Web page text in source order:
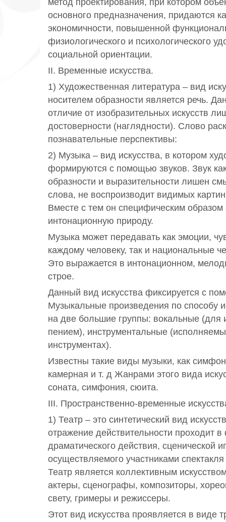
метод проектирования, при котором
основного предназначения, придаются
экономичности, повышенной
физиологического и психологического
социальной ориентации.
II. Временные искусства.
1) Художественная литература – вид
носителем образности является речь.
отличие от изобразительных искусств
достоверности (наглядности). Слово
познавательные перспективы:
2) Музыка – вид искусства, в котором
формируются с помощью звуков. Звук
образности и выразительности лишен
слова, не воспроизводит видимых
Вместе с тем он специфическим образом
интонационную природу.
Музыка может передавать как эмоции,
каждому человеку, так и национальные
Это выражается в интонационном,
строе.
Данный вид искусства фиксируется с
Музыкальные произведения по способу
на две большие группы: вокальные (для
пением), инструментальные
инструментах).
Известны такие виды музыки, как
камерная и т. д Жанрами этого вида
соната, симфония, сюита.
III. Пространственно-временные
1) Театр – это синтетический вид
отражение действительности проходит
драматического действия, сценической
осуществляемого участниками
Театр является коллективным
актеры, сценографы, композиторы,
свету, гримеры и режиссеры.
Этот вид искусства проявляется в виде